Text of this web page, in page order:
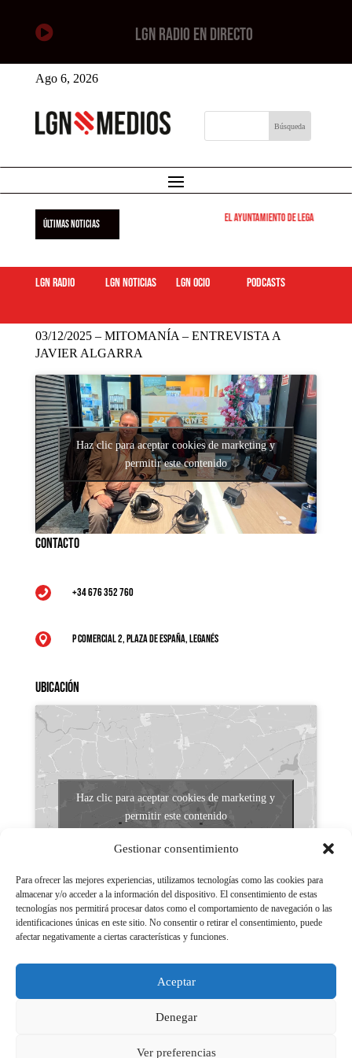
Gestionar consentimiento
Para ofrecer las mejores experiencias, utilizamos tecnologías como las cookies para
almacenar y/o acceder a la información del dispositivo. El consentimiento de estas
tecnologías nos permitirá procesar datos como el comportamiento de navegación o las
identificaciones únicas en este sitio. No consentir o retirar el consentimiento, puede
afectar negativamente a ciertas características y funciones.
Aceptar
Denegar
Ver preferencias
 LGN RADIO EN DIRECTO
Ago 6, 2026
ÚLTIMAS NOTICIAS El Ayuntamiento de Leganés
LGN Radio LGN Noticias LGN ocio podcasts
03/12/2025 – MITOMANÍA – ENTREVISTA A
JAVIER ALGARRA
Haz clic para aceptar cookies de marketing y
permitir este contenido
Contacto
 +34 676 352 760
 P Comercial 2, Plaza de España, Leganés
Ubicación
Haz clic para aceptar cookies de marketing y
permitir este contenido
Aviso legal